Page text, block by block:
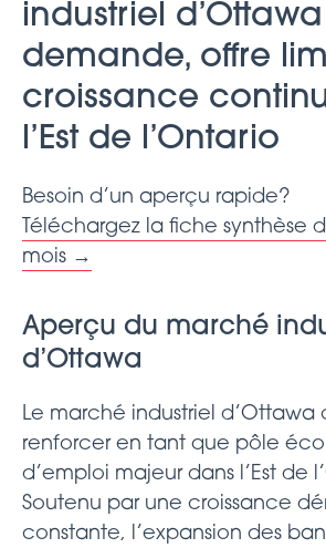
industriel
demande, offre
croissance
l’Est de l’Ontario
Besoin d’un aperçu rapide?
Téléchargez la fiche synthèse
mois →
Aperçu du marché
d’Ottawa
Le marché industriel d’Ottawa
renforcer en tant que pôle
d’emploi majeur dans l’Est de
Soutenu par une croissance
constante, l’expansion des